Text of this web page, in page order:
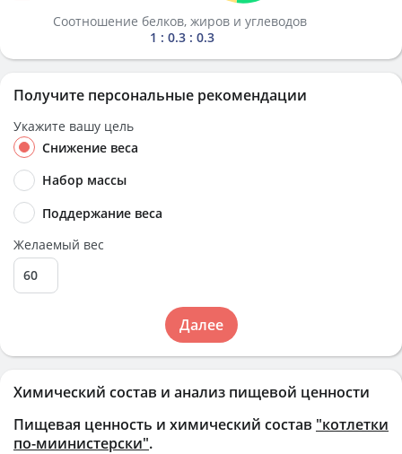
Химический состав и анализ пищевой ценности
Пищевая ценность и химический состав "котлетки
по-миинистерски".
Соотношение белков, жиров и углеводов
1 : 0.3 : 0.3
Получите персональные рекомендации
Укажите вашу цель
Снижение веса
Набор массы
Поддержание веса
Желаемый вес
Далее